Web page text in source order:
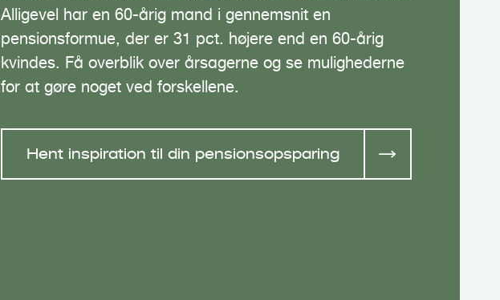
Alligevel har en 60-årig mand i gennemsnit en
pensionsformue, der er 31 pct. højere end en 60-årig
kvindes. Få overblik over årsagerne og se mulighederne
for at gøre noget ved forskellene.
Hent inspiration til din pensionsopsparing